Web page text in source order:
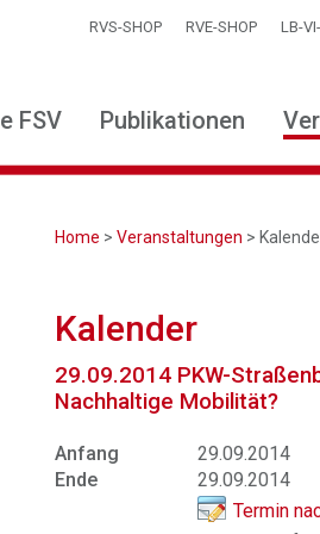
RVS-SHOP RVE-SHOP LB-
FSV Publikationen
Home >Veranstaltungen >
Kalender
29.09.2014 PKW-
Nachhaltige Mobilität?
Anfang
29.09.2014
Ende
29.09.2014
Termin